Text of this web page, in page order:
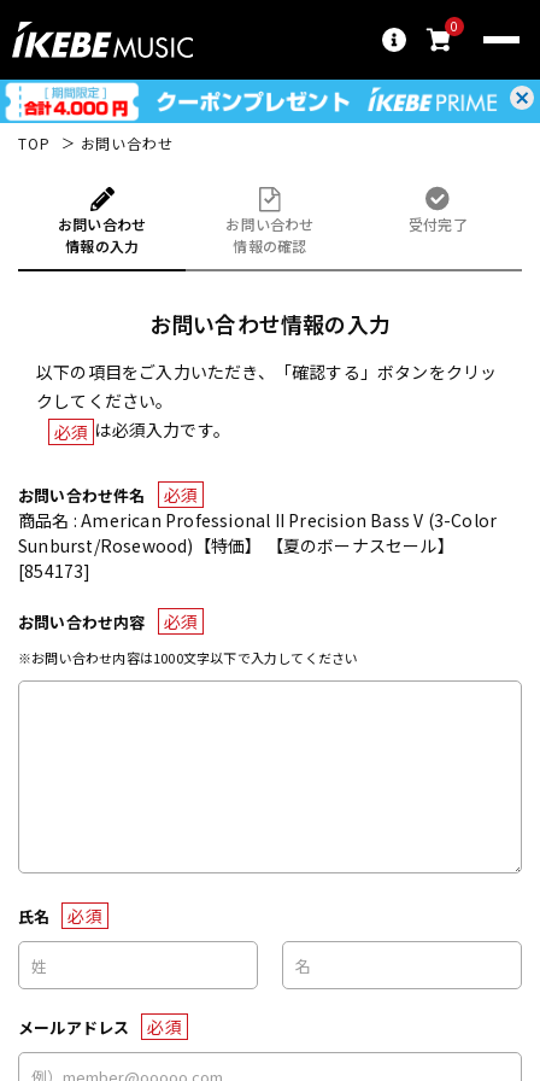
0
TOP お問い合わせ
お問い合わせ
情報の入力
お問い合わせ
情報の確認
受付完了
お問い合わせ情報の入力
以下の項目をご入力いただき、「確認する」ボタンをクリッ
クしてください。
必須 は必須入力です。
お問い合わせ件名
必須
商品名 : American Professional II Precision Bass V (3-Color
Sunburst/Rosewood)【特価】 【夏のボーナスセール】
[854173]
お問い合わせ内容 必須
※お問い合わせ内容は1000文字以下で入力してください
氏名 必須
メールアドレス 必須